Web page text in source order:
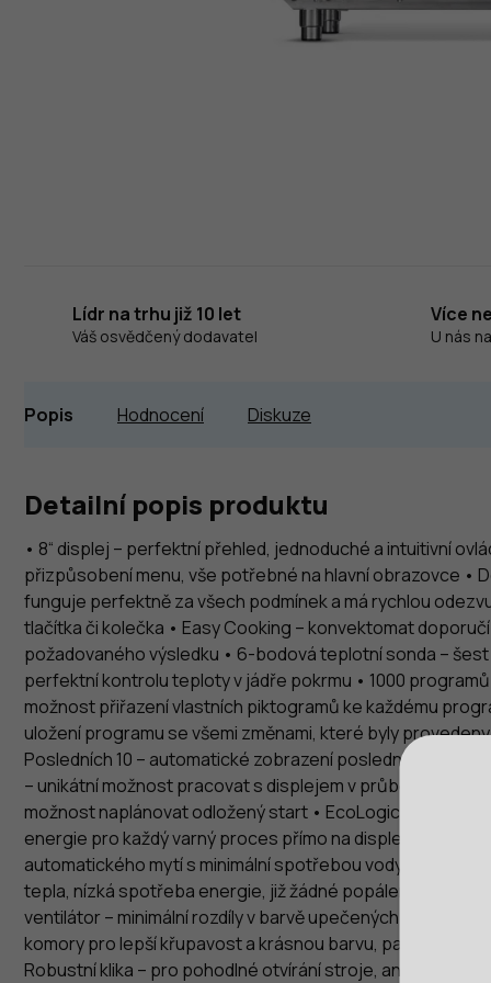
Lídr na trhu již 10 let
Váš osvědčený dodavatel
Více
U nás
Popis Hodnocení Diskuze
Detailní popis produktu
• 8“ displej – perfektní přehled, jednoduché a intuitivní
přizpůsobení menu, vše potřebné na hlavní obrazovce •
funguje perfektně za všech podmínek a má rychlou
tlačítka či kolečka • Easy Cooking – konvektomat
požadovaného výsledku • 6-bodová teplotní sonda –
perfektní kontrolu teploty v jádře pokrmu • 1000
možnost přiřazení vlastních piktogramů ke každému
uložení programu se všemi změnami, které byly
Posledních 10 – automatické zobrazení posledních 10
– unikátní možnost pracovat s displejem v průběhu vaření
možnost naplánovat odložený start • EcoLogic – údaje o
energie pro každý varný proces přímo na displeji • Active
automatického mytí s minimální spotřebou vody • Dvojité
tepla, nízká spotřeba energie, již žádné popálení o vnější
ventilátor – minimální rozdíly v barvě upečených jídel •
komory pro lepší křupavost a krásnou barvu, patentovaný
Robustní klika – pro pohodlné otvírání stroje, antibakteriální